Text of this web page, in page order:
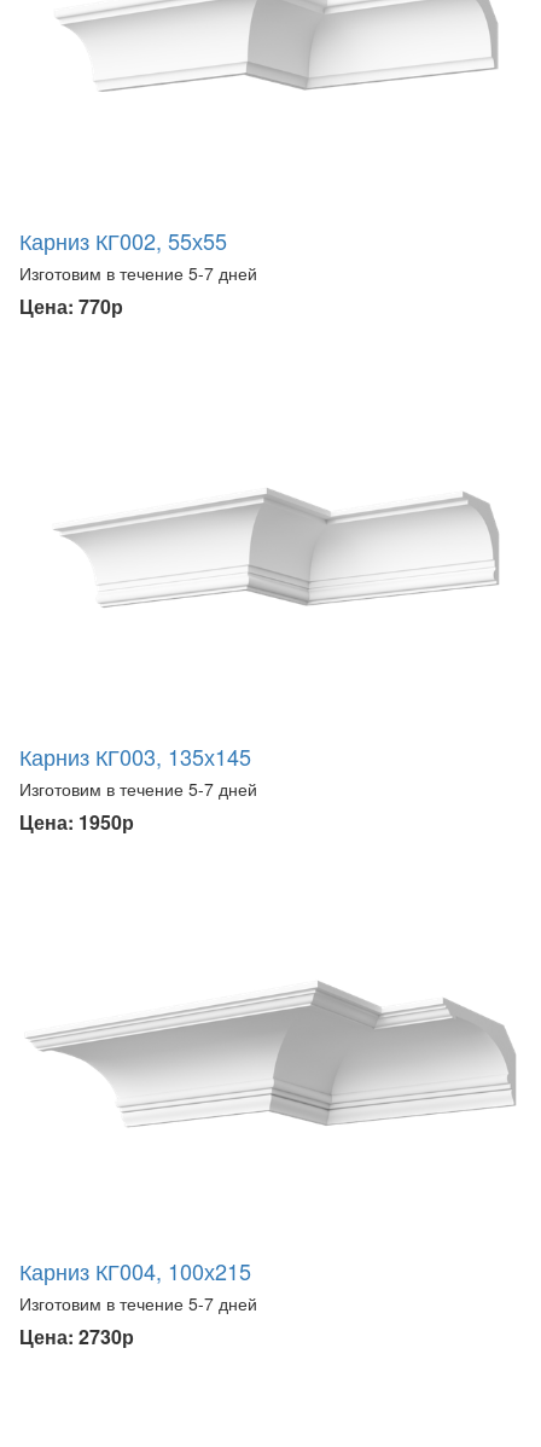
Карниз КГ002, 55х55
Изготовим в течение 5-7 дней
Цена: 770р
Карниз КГ003, 135х145
Изготовим в течение 5-7 дней
Цена: 1950р
Карниз КГ004, 100х215
Изготовим в течение 5-7 дней
Цена: 2730р